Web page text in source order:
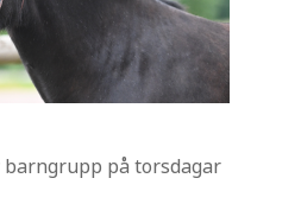
på torsdagar